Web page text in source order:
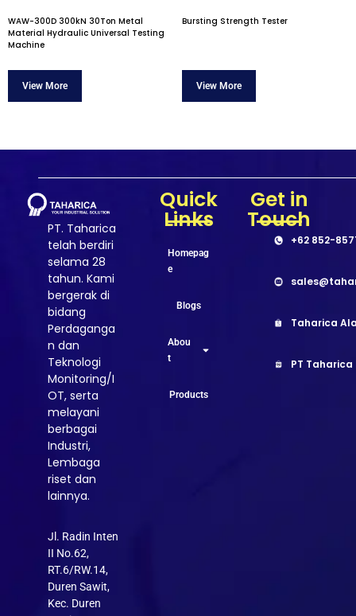
WAW-300D 300kN 30Ton Metal
Material Hydraulic Universal Testing
Machine
Bursting Strength Tester
PT. Taharica
telah berdiri
selama 28
tahun. Kami
bergerak di
bidang
Perdaganga
n dan
Teknologi
Monitoring/I
OT, serta
melayani
berbagai
Industri,
Lembaga
riset dan
lainnya.
Jl. Radin Inten
II No.62,
RT.6/RW.14,
Duren Sawit,
Kec. Duren
Quick
Links
Homepag
e
Blogs
Abou
t
Products
Get in
Touch
+62 852-
Taharica
PT Taharica